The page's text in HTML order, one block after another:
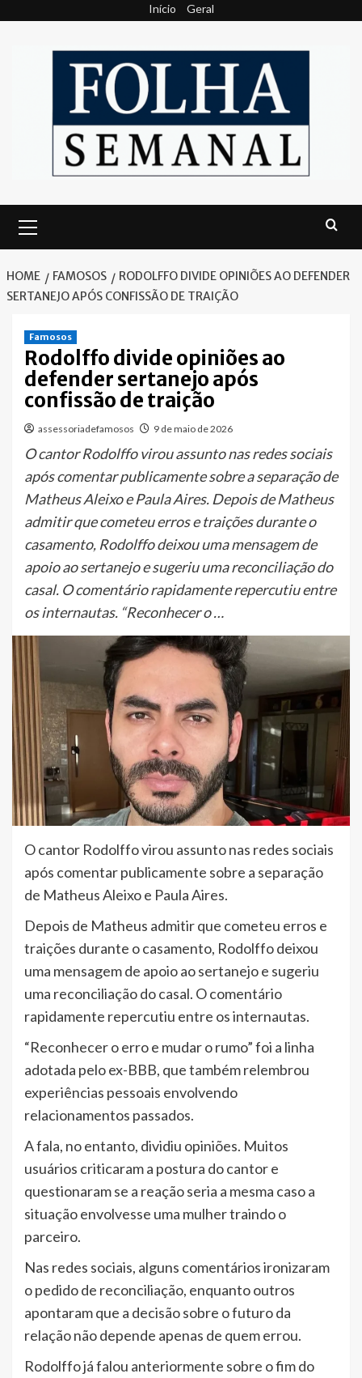
Início Geral
Menu
HOME FAMOSOS
RODOLFFO DIVIDE OPINIÕES AO DEFENDER
SERTANEJO APÓS CONFISSÃO DE TRAIÇÃO
Famosos
Rodolffo divide opiniões ao
defender sertanejo após
confissão de traição
assessoriadefamosos 9 de maio de 2026
O cantor Rodolffo virou assunto nas redes sociais
após comentar publicamente sobre a separação de
Matheus Aleixo e Paula Aires. Depois de Matheus
admitir que cometeu erros e traições durante o
casamento, Rodolffo deixou uma mensagem de
apoio ao sertanejo e sugeriu uma reconciliação do
casal. O comentário rapidamente repercutiu entre
os internautas. “Reconhecer o …
O cantor Rodolffo virou assunto nas redes sociais
após comentar publicamente sobre a separação
de Matheus Aleixo e Paula Aires.
Depois de Matheus admitir que cometeu erros e
traições durante o casamento, Rodolffo deixou
uma mensagem de apoio ao sertanejo e sugeriu
uma reconciliação do casal. O comentário
rapidamente repercutiu entre os internautas.
“Reconhecer o erro e mudar o rumo” foi a linha
adotada pelo ex-BBB, que também relembrou
experiências pessoais envolvendo
relacionamentos passados.
A fala, no entanto, dividiu opiniões. Muitos
usuários criticaram a postura do cantor e
questionaram se a reação seria a mesma caso a
situação envolvesse uma mulher traindo o
parceiro.
Nas redes sociais, alguns comentários ironizaram
o pedido de reconciliação, enquanto outros
apontaram que a decisão sobre o futuro da
relação não depende apenas de quem errou.
Rodolffo já falou anteriormente sobre o fim do